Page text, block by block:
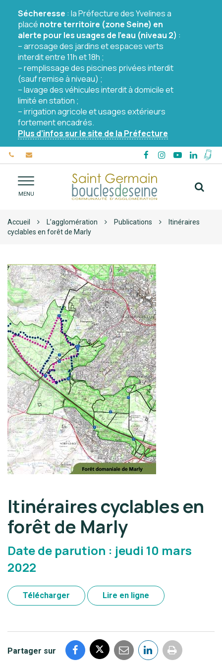
Sécheresse : la Préfecture des Yvelines a
placé notre territoire (zone Seine) en
alerte pour les usages de l’eau (niveau 2) :
– arrosage des jardins et espaces verts
interdit entre 11h et 18h ;
– remplissage des piscines privées interdit
(sauf remise à niveau) ;
– lavage des véhicules interdit à domicile et
limité en station ;
– irrigation agricole et usages extérieurs
fortement encadrés.
Plus d’infos sur le site de la Préfecture
Lien
vers
le
compte
Facebook
Lien
vers
compte
Lien
vers
compte
Lien
vers
Mon
MENU
Accueil L’agglomération Publications
Itinéraires
cyclables en forêt de Marly
Itinéraires cyclables en
forêt de Marly
Date de parution : jeudi 10 mars
2022
Télécharger Lire en ligne
Partager sur
Imprimer